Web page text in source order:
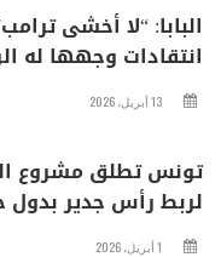
البابا: “لا أخشى
انتقادات وجهها له
13 أبريل، 2026
تونس تطلق مشروع
لربط رأس جدير بدول
1 أبريل، 2026